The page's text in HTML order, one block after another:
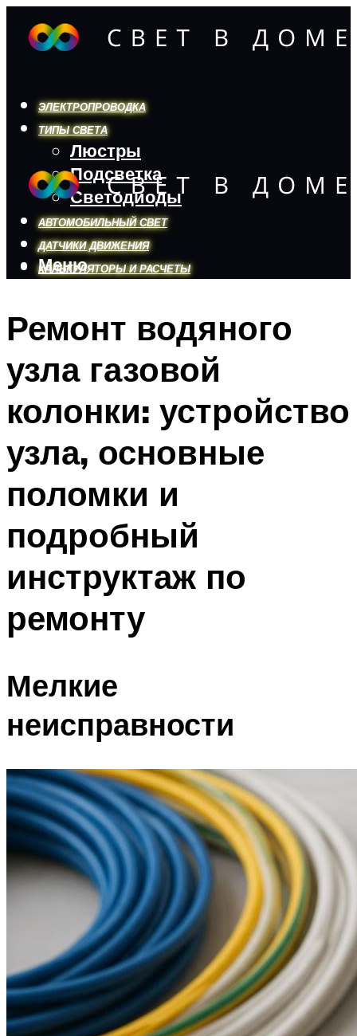
ЭЛЕКТРОПРОВОДКА
ТИПЫ СВЕТА
Люстры
Подсветка
Светодиоды
АВТОМОБИЛЬНЫЙ СВЕТ
ДАТЧИКИ ДВИЖЕНИЯ
КАЛЬКУЛЯТОРЫ И РАСЧЕТЫ
Меню
Меню
Ремонт водяного
узла газовой
колонки: устройство
узла, основные
поломки и
подробный
инструктаж по
ремонту
Мелкие
неисправности